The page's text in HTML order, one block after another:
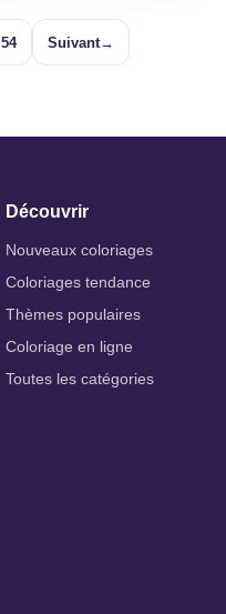
54 Suivant→
Découvrir
Nouveaux coloriages
Coloriages tendance
Thèmes populaires
Coloriage en ligne
Toutes les catégories